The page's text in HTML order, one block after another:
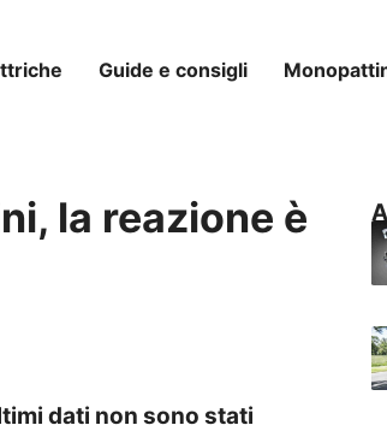
Guide e consigli
la reazione è
dati non sono stati